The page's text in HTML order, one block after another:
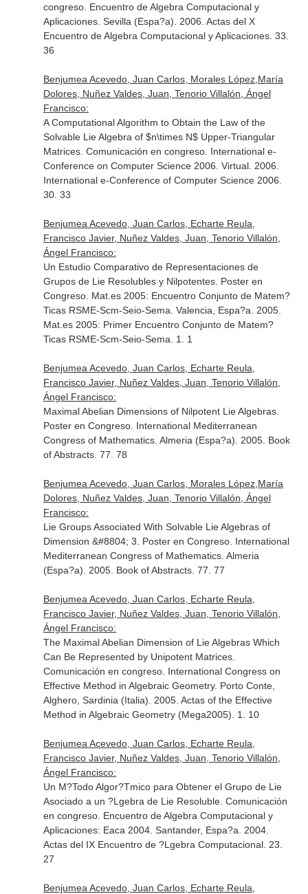
congreso. Encuentro de Algebra Computacional y
Aplicaciones. Sevilla (Espa?a). 2006. Actas del X
Encuentro de Algebra Computacional y Aplicaciones. 33.
36
Benjumea Acevedo, Juan Carlos, Morales López,María
Dolores, Nuñez Valdes, Juan, Tenorio Villalón, Ángel
Francisco:
A Computational Algorithm to Obtain the Law of the
Solvable Lie Algebra of $n\times N$ Upper-Triangular
Matrices. Comunicación en congreso. International e-
Conference on Computer Science 2006. Virtual. 2006.
International e-Conference of Computer Science 2006.
30. 33
Benjumea Acevedo, Juan Carlos, Echarte Reula,
Francisco Javier, Nuñez Valdes, Juan, Tenorio Villalón,
Ángel Francisco:
Un Estudio Comparativo de Representaciones de
Grupos de Lie Resolubles y Nilpotentes. Poster en
Congreso. Mat.es 2005: Encuentro Conjunto de Matem?
Ticas RSME-Scm-Seio-Sema. Valencia, Espa?a. 2005.
Mat.es 2005: Primer Encuentro Conjunto de Matem?
Ticas RSME-Scm-Seio-Sema. 1. 1
Benjumea Acevedo, Juan Carlos, Echarte Reula,
Francisco Javier, Nuñez Valdes, Juan, Tenorio Villalón,
Ángel Francisco:
Maximal Abelian Dimensions of Nilpotent Lie Algebras.
Poster en Congreso. International Mediterranean
Congress of Mathematics. Almeria (Espa?a). 2005. Book
of Abstracts. 77. 78
Benjumea Acevedo, Juan Carlos, Morales López,María
Dolores, Nuñez Valdes, Juan, Tenorio Villalón, Ángel
Francisco:
Lie Groups Associated With Solvable Lie Algebras of
Dimension &#8804; 3. Poster en Congreso. International
Mediterranean Congress of Mathematics. Almeria
(Espa?a). 2005. Book of Abstracts. 77. 77
Benjumea Acevedo, Juan Carlos, Echarte Reula,
Francisco Javier, Nuñez Valdes, Juan, Tenorio Villalón,
Ángel Francisco:
The Maximal Abelian Dimension of Lie Algebras Which
Can Be Represented by Unipotent Matrices.
Comunicación en congreso. International Congress on
Effective Method in Algebraic Geometry. Porto Conte,
Alghero, Sardinia (Italia). 2005. Actas of the Effective
Method in Algebraic Geometry (Mega2005). 1. 10
Benjumea Acevedo, Juan Carlos, Echarte Reula,
Francisco Javier, Nuñez Valdes, Juan, Tenorio Villalón,
Ángel Francisco:
Un M?Todo Algor?Tmico para Obtener el Grupo de Lie
Asociado a un ?Lgebra de Lie Resoluble. Comunicación
en congreso. Encuentro de Algebra Computacional y
Aplicaciones: Eaca 2004. Santander, Espa?a. 2004.
Actas del IX Encuentro de ?Lgebra Computacional. 23.
27
Benjumea Acevedo, Juan Carlos, Echarte Reula,